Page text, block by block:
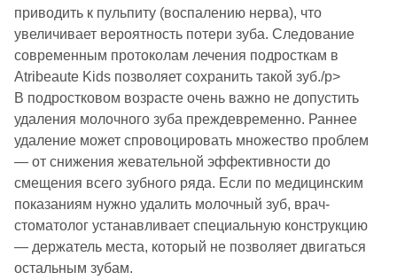
приводить к пульпиту (воспалению нерва), что
увеличивает вероятность потери зуба. Следование
современным протоколам лечения подросткам в
Atribeaute Kids позволяет сохранить такой зуб./p>
В подростковом возрасте очень важно не допустить
удаления молочного зуба преждевременно. Раннее
удаление может спровоцировать множество проблем
— от снижения жевательной эффективности до
смещения всего зубного ряда. Если по медицинским
показаниям нужно удалить молочный зуб, врач-
стоматолог устанавливает специальную конструкцию
— держатель места, который не позволяет двигаться
остальным зубам.